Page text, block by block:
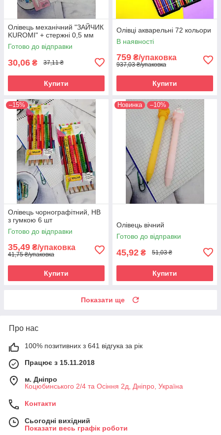
Олівець механічний "ЗАЙЧИК
KUROMI" + стержні 0,5 мм
Готово до відправки
30,06 ₴ 37,11 ₴
Купити
Олівці акварельні 72 кольори
В наявності
759 ₴/упаковка
937,03 ₴/упаковка
Купити
–15%
Олівець чорнографітний, НВ
з гумкою 6 шт
Готово до відправки
35,49 ₴/упаковка
41,75 ₴/упаковка
Купити
Новинка –10%
Олівець вічний
Готово до відправки
45,92 ₴ 51,03 ₴
Купити
Показати ще
Про нас
100% позитивних з 641 відгука за рік
Працює з 15.11.2018
м. Дніпро
Коцюбинського 2/4 та Осіння 2д, Дніпро, Україна
Контакти
Сьогодні вихідний
Показати весь графік роботи